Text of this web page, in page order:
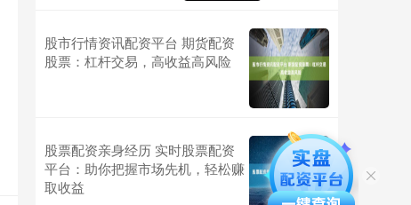
股市行情资讯配资平台 期货配资
股票：杠杆交易，高收益高风险
股票配资亲身经历 实时股票配资
平台：助你把握市场先机，轻松赚
取收益